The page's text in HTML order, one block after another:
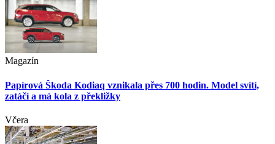
Magazín
Papírová Škoda Kodiaq vznikala přes 700 hodin. Model svítí,
zatáčí a má kola z překližky
Včera